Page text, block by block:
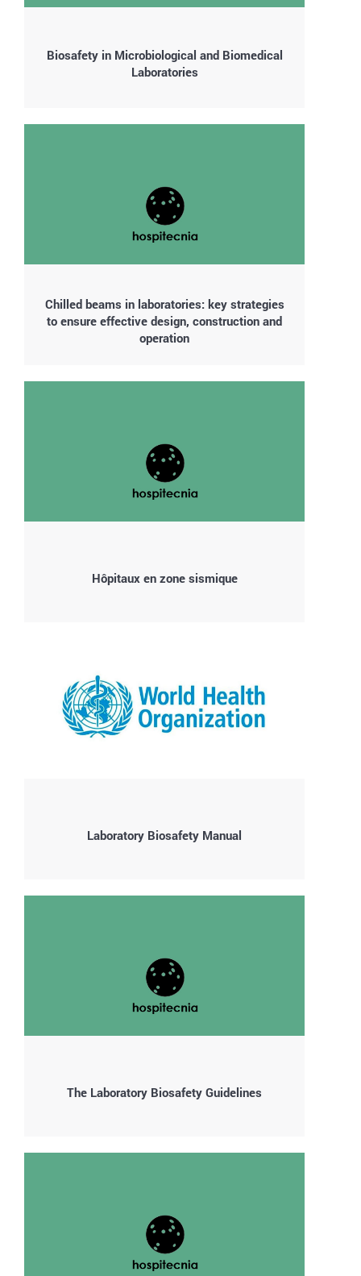
Biosafety in Microbiological and Biomedical
Laboratories
Chilled beams in laboratories: key strategies
to ensure effective design, construction and
operation
Hôpitaux en zone sismique
Laboratory Biosafety Manual
The Laboratory Biosafety Guidelines